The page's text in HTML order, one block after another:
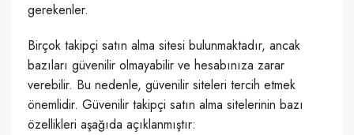
gerekenler.
Birçok takipçi satın alma sitesi bulunmaktadır, ancak
bazıları güvenilir olmayabilir ve hesabınıza zarar
verebilir. Bu nedenle, güvenilir siteleri tercih etmek
önemlidir. Güvenilir takipçi satın alma sitelerinin bazı
özellikleri aşağıda açıklanmıştır: